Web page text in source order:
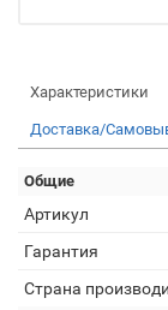
Характеристики
Доставка/
Общие
Артикул
Гарантия
Страна